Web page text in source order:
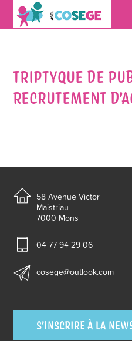
TRIPTYQUE DE
RECRUTEMENT
58 Avenue Victor
Maistriau
7000 Mons
04 77 94 29 06
cosege@outlook.com
S’INSCRIRE À LA